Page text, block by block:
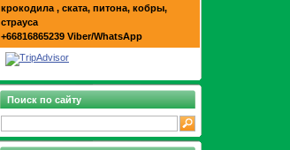
крокодила , ската, питона, кобры,
страуса
+66816865239 Viber/WhatsApp
Поиск по сайту